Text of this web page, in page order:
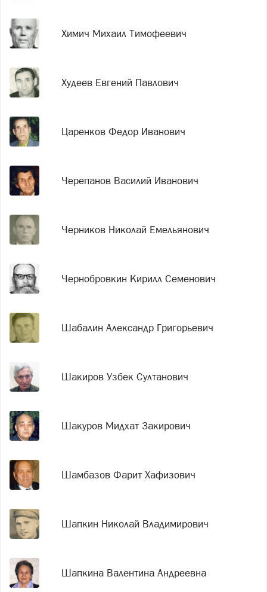
Химич Михаил Тимофеевич
Худеев Евгений Павлович
Царенков Федор Иванович
Черепанов Василий Иванович
Черников Николай Емельянович
Чернобровкин Кирилл Семенович
Шабалин Александр Григорьевич
Шакиров Узбек Султанович
Шакуров Мидхат Закирович
Шамбазов Фарит Хафизович
Шапкин Николай Владимирович
Шапкина Валентина Андреевна